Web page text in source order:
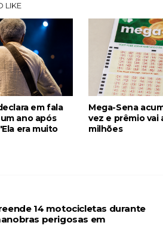
LIKE
em fala
ano após
era muito
Mega-Sena
vez e prêmio vai
milhões
14 motocicletas durante
perigosas em